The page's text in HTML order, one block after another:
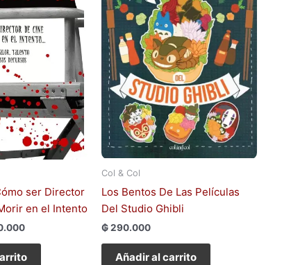
ser Director
en el Intento
Col & Col
Los Bentos De Las Películas
Del Studio Ghibli
₲290.000
Añadir al carrito